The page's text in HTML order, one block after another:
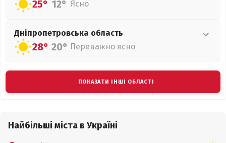
25° 12° Ясно
Дніпропетровська область
28° 20° Переважно ясно
ПОКАЗАТИ ІНШІ ОБЛАСТІ
Найбільші міста в Україні